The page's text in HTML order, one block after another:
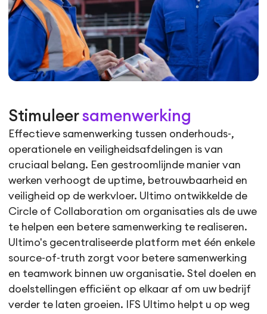
Stimuleersamenwerking
Effectieve samenwerking tussen onderhouds-,
operationele en veiligheidsafdelingen is van
cruciaal belang. Een gestroomlijnde manier van
werken verhoogt de uptime, betrouwbaarheid en
veiligheid op de werkvloer. Ultimo ontwikkelde de
Circle of Collaboration om organisaties als de uwe
te helpen een betere samenwerking te realiseren.
Ultimo's gecentraliseerde platform met één enkele
source-of-truth zorgt voor betere samenwerking
en teamwork binnen uw organisatie. Stel doelen en
doelstellingen efficiënt op elkaar af om uw bedrijf
verder te laten groeien. IFS Ultimo helpt u op weg